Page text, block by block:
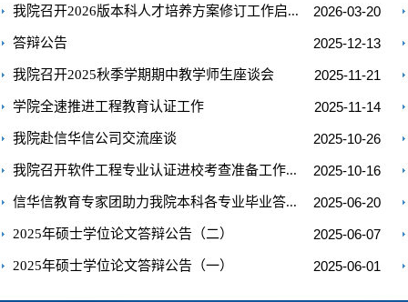
我院召开2026版本科人才培养方案修订工作启... 2026-03-20
答辩公告 2025-12-13
我院召开2025秋季学期期中教学师生座谈会 2025-11-21
学院全速推进工程教育认证工作 2025-11-14
我院赴信华信公司交流座谈 2025-10-26
我院召开软件工程专业认证进校考查准备工作... 2025-10-16
信华信教育专家团助力我院本科各专业毕业答... 2025-06-20
2025年硕士学位论文答辩公告（二） 2025-06-07
2025年硕士学位论文答辩公告（一） 2025-06-01